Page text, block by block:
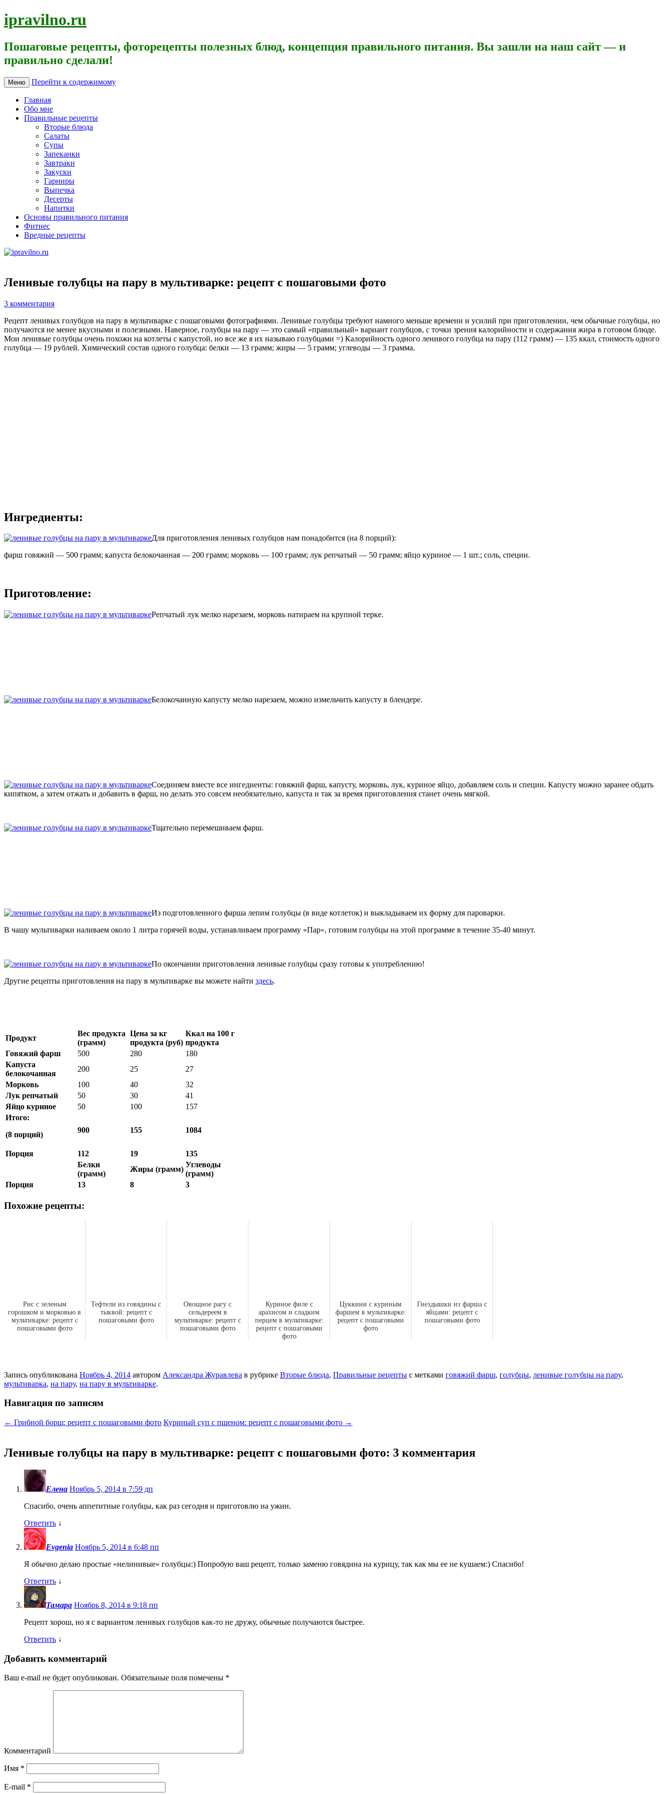
ipravilno.ru
Пошаговые рецепты, фоторецепты полезных блюд, концепция правильного питания. Вы зашли на наш сайт — и
правильно сделали!
Меню Перейти к содержимому
Главная
Обо мне
Правильные рецепты
Вторые блюда
Салаты
Супы
Запеканки
Завтраки
Закуски
Гарниры
Выпечка
Десерты
Напитки
Основы правильного питания
Фитнес
Вредные рецепты
Ленивые голубцы на пару в мультиварке: рецепт с пошаговыми фото
3 комментария
Рецепт ленивых голубцов на пару в мультиварке с пошаговыми фотографиями. Ленивые голубцы требуют намного меньше времени и усилий при приготовлении, чем обычные голубцы, но
получаются не менее вкусными и полезными. Наверное, голубцы на пару — это самый «правильный» вариант голубцов, с точки зрения калорийности и содержания жира в готовом блюде.
Мои ленивые голубцы очень похожи на котлеты с капустой, но все же я их называю голубцами =) Калорийность одного ленивого голубца на пару (112 грамм) — 135 ккал, стоимость одного
голубца — 19 рублей. Химический состав одного голубца: белки — 13 грамм; жиры — 5 грамм; углеводы — 3 грамма.
Ингредиенты:
Для приготовления ленивых голубцов нам понадобится (на 8 порций):
фарш говяжий — 500 грамм; капуста белокочанная — 200 грамм; морковь — 100 грамм; лук репчатый — 50 грамм; яйцо куриное — 1 шт.; соль, специи.
Приготовление:
Репчатый лук мелко нарезаем, морковь натираем на крупной терке.
Белокочанную капусту мелко нарезаем, можно измельчить капусту в блендере.
Соединяем вместе все ингедиенты: говяжий фарш, капусту, морковь, лук, куриное яйцо, добавляем соль и специи. Капусту можно заранее обдать
кипятком, а затем отжать и добавить в фарш, но делать это совсем необязательно, капуста и так за время приготовления станет очень мягкой.
Тщательно перемешиваем фарш.
Из подготовленного фарша лепим голубцы (в виде котлеток) и выкладываем их форму для пароварки.
В чашу мультиварки наливаем около 1 литра горячей воды, устанавливаем программу «Пар», готовим голубцы на этой программе в течение 35-40 минут.
По окончании приготовления ленивые голубцы сразу готовы к употреблению!
Другие рецепты приготовления на пару в мультиварке вы можете найти здесь.
Продукт
Вес продукта
(грамм)
Цена за кг
продукта (руб)
Ккал на 100 г
продукта
Говяжий фарш
500 280
180
Капуста
белокочанная
200 25
27
Морковь
100 40
32
Лук репчатый
50 30
41
Яйцо куриное
50 100
157
Итого:
(8 порций)
900 155 1084
Порция 112 19
135
Белки
(грамм)
Жиры (грамм)
Углеводы
(грамм)
Порция
13 8 3
Похожие рецепты:
Рис с зеленым
горошком и морковью в
мультиварке: рецепт с
пошаговыми фото
Тефтели из говядины с
тыквой: рецепт с
пошаговыми фото
Овощное рагу с
сельдереем в
мультиварке: рецепт с
пошаговыми фото
Куриное филе с
арахисом и сладким
перцем в мультиварке:
рецепт с пошаговыми
фото
Цуккини с куриным
фаршем в мультиварке:
рецепт с пошаговыми
фото
Гнездышки из фарша с
яйцами: рецепт с
пошаговыми фото
Запись опубликована Ноябрь 4, 2014 автором Александра Журавлева в рубрике Вторые блюда, Правильные рецепты с метками говяжий фарш, голубцы, ленивые голубцы на пару,
мультиварка, на пару, на пару в мультиварке.
Навигация по записям
← Грибной борщ: рецепт с пошаговыми фото Куриный суп с пшеном: рецепт с пошаговыми фото →
Ленивые голубцы на пару в мультиварке: рецепт с пошаговыми фото: 3 комментария
Елена Ноябрь 5, 2014 в 7:59 дп
Спасибо, очень аппетитные голубцы, как раз сегодня и приготовлю на ужин.
Ответить ↓
Evgenia Ноябрь 5, 2014 в 6:48 пп
Я обычно делаю простые «нелинивые» голубцы:) Попробую ваш рецепт, только заменю говядина на курицу, так как мы ее не кушаем:) Спасибо!
Ответить ↓
Тамара Ноябрь 8, 2014 в 9:18 пп
Рецепт хорош, но я с вариантом ленивых голубцов как-то не дружу, обычные получаются быстрее.
Ответить ↓
Добавить комментарий
Ваш e-mail не будет опубликован. Обязательные поля помечены *
Комментарий
Имя *
E-mail *